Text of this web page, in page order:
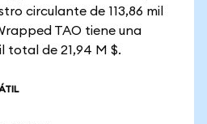
circulante de 113,86 mil
TAO tiene una
total de 21,94 M $.